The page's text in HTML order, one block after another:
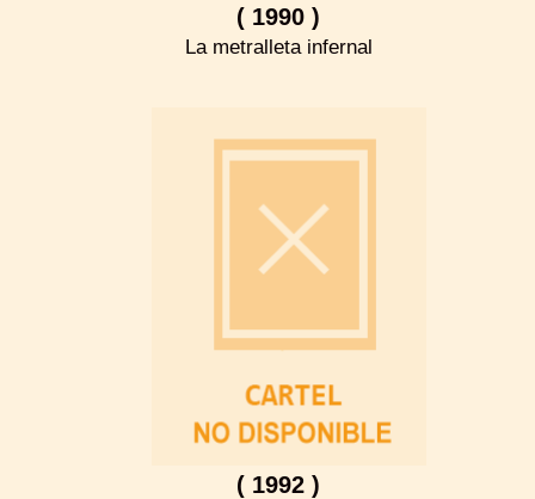
( 1990 )
La metralleta infernal
( 1992 )